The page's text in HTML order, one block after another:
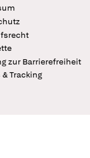
zur Barrierefreiheit
Tracking